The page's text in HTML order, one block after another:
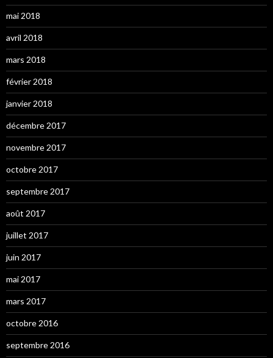
mai 2018
avril 2018
mars 2018
février 2018
janvier 2018
décembre 2017
novembre 2017
octobre 2017
septembre 2017
août 2017
juillet 2017
juin 2017
mai 2017
mars 2017
octobre 2016
septembre 2016